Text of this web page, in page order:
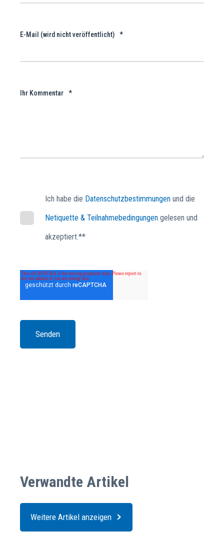
E-Mail (wird nicht veröffentlicht) *
Ihr Kommentar *
Ich habe die Datenschutzbestimmungen und die
Netiquette & Teilnahmebedingungen gelesen und
akzeptiert.**
Verwandte Artikel
Weitere Artikel anzeigen